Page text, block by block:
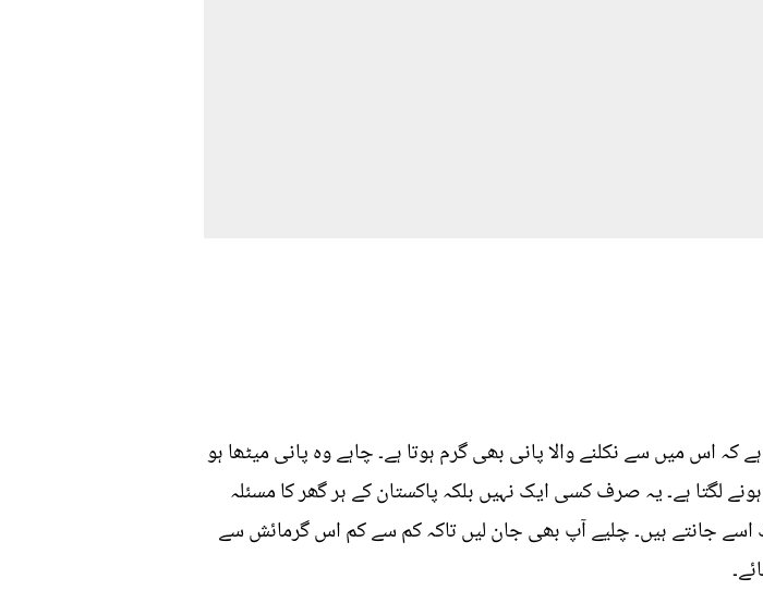
میں سے نکلنے والا پانی بھی گرم ہوتا ہے۔ چاہے وہ پانی میٹھا ہو
لگتا ہے۔ یہ صرف کسی ایک نہیں بلکہ پاکستان کے ہر گھر کا مسئلہ
جانتے ہیں۔ چلیے آپ بھی جان لیں تاکہ کم سے کم اس گرمائش سے